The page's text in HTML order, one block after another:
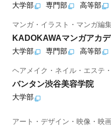
大学部 専門部 高等部
マンガ・イラスト・マンガ編
KADOKAWAマンガアカ
大学部 専門部 高等部
ヘアメイク・ネイル・エステ
バンタン渋谷美容学院
大学部
アート・デザイン・映像・映